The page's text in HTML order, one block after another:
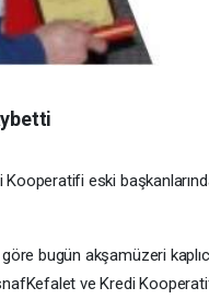
eski
bugün akşamüzeri
ve Kredi